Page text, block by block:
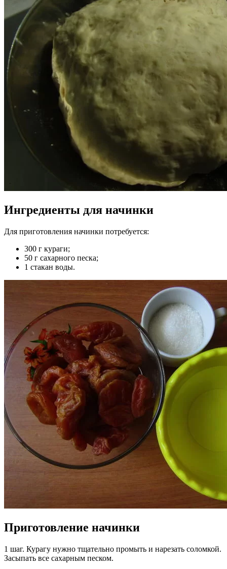
Ингредиенты для начинки
Для приготовления начинки потребуется:
300 г кураги;
50 г сахарного песка;
1 стакан воды.
Приготовление начинки
1 шаг. Курагу нужно тщательно промыть и нарезать соломкой.
Засыпать все сахарным песком.